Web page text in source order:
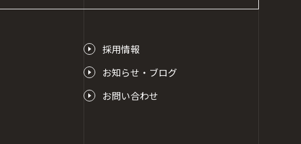
採用情報
お知らせ・ブログ
お問い合わせ